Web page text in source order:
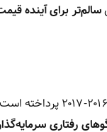
سالم‌تر برای آینده
گلس‌نود در گزارش خود به
رفتاری